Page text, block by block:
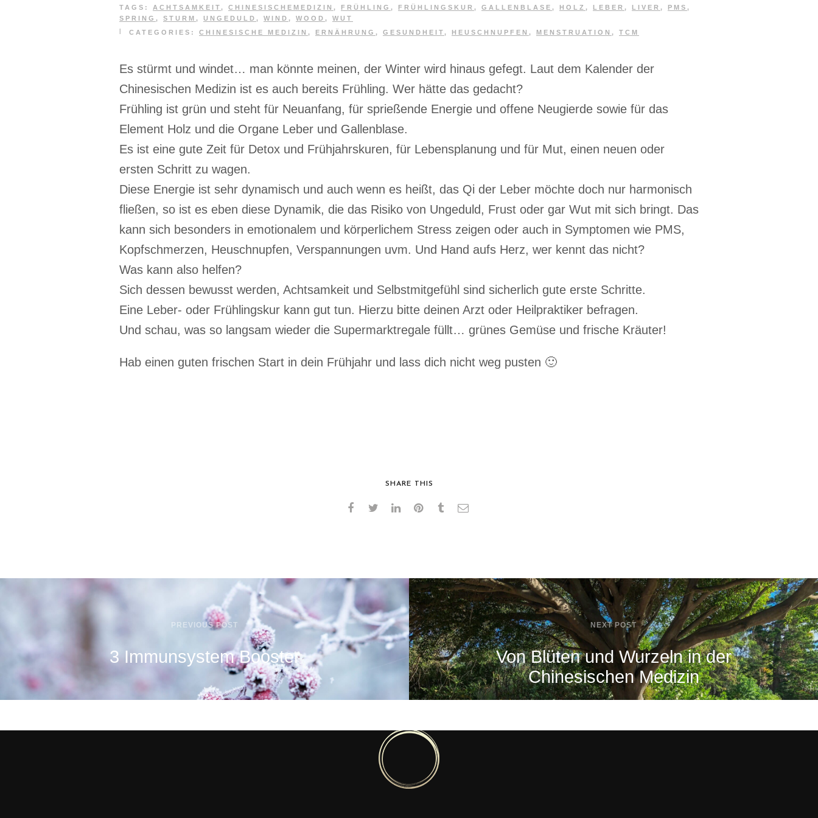
TAGS: ACHTSAMKEIT , CHINESISCHEMEDIZIN , FRÜHLING , FRÜHLINGSKUR , GALLENBLASE , HOLZ , LEBER , LIVER , PMS ,
SPRING , STURM , UNGEDULD , WIND , WOOD , WUT
CATEGORIES: CHINESISCHE MEDIZIN , ERNÄHRUNG , GESUNDHEIT , HEUSCHNUPFEN , MENSTRUATION , TCM
Es stürmt und windet… man könnte meinen, der Winter wird hinaus gefegt. Laut dem Kalender der
Chinesischen Medizin ist es auch bereits Frühling. Wer hätte das gedacht?
Frühling ist grün und steht für Neuanfang, für sprießende Energie und offene Neugierde sowie für das
Element Holz und die Organe Leber und Gallenblase.
Es ist eine gute Zeit für Detox und Frühjahrskuren, für Lebensplanung und für Mut, einen neuen oder
ersten Schritt zu wagen.
Diese Energie ist sehr dynamisch und auch wenn es heißt, das Qi der Leber möchte doch nur harmonisch
fließen, so ist es eben diese Dynamik, die das Risiko von Ungeduld, Frust oder gar Wut mit sich bringt. Das
kann sich besonders in emotionalem und körperlichem Stress zeigen oder auch in Symptomen wie PMS,
Kopfschmerzen, Heuschnupfen, Verspannungen uvm. Und Hand aufs Herz, wer kennt das nicht?
Was kann also helfen?
Sich dessen bewusst werden, Achtsamkeit und Selbstmitgefühl sind sicherlich gute erste Schritte.
Eine Leber- oder Frühlingskur kann gut tun. Hierzu bitte deinen Arzt oder Heilpraktiker befragen.
Und schau, was so langsam wieder die Supermarktregale füllt… grünes Gemüse und frische Kräuter!
Hab einen guten frischen Start in dein Frühjahr und lass dich nicht weg pusten 🙂
SHARE THIS
PREVIOUS POST
3 Immunsystem Booster
NEXT POST
Von Blüten und Wurzeln in der
Chinesischen Medizin